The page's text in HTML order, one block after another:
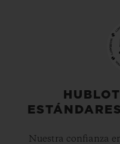
Nuestra confianza